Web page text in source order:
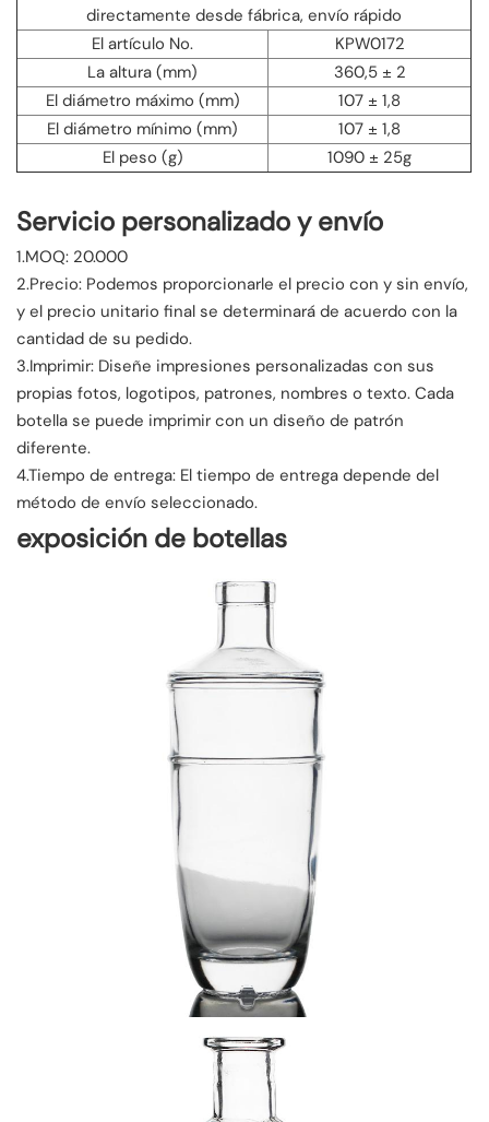
directamente desde fábrica, envío rápido
El artículo No.
KPW0172
La altura (mm)
360,5 ± 2
El diámetro máximo (mm)
107 ± 1,8
El diámetro mínimo (mm)
107 ± 1,8
El peso (g)
1090 ± 25g
Servicio personalizado y envío
1.MOQ: 20.000
2.Precio: Podemos proporcionarle el precio con y sin envío,
y el precio unitario final se determinará de acuerdo con la
cantidad de su pedido.
3.Imprimir: Diseñe impresiones personalizadas con sus
propias fotos, logotipos, patrones, nombres o texto. Cada
botella se puede imprimir con un diseño de patrón
diferente.
4.Tiempo de entrega: El tiempo de entrega depende del
método de envío seleccionado.
exposición de botellas